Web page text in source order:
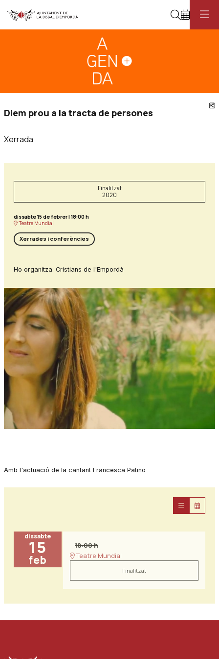
Cerca
Diem prou a la tracta de persones
Xerrada
Finalitzat
2020
dissabte 15 de febrer|18:00 h
Teatre Mundial
Xerrades i conferències
Ho organitza: Cristians de l'Empordà
Amb l'actuació de la cantant Francesca Patiño
dissabte
15
feb
18:00 h
Teatre Mundial
Finalitzat